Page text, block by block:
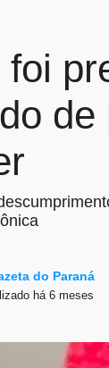
foi
do Paraná
há 6 meses